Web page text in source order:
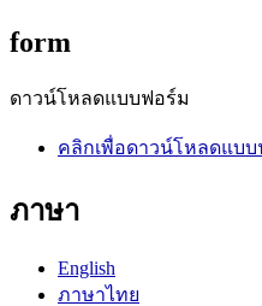
form
ดาวน์โหลดแบบฟอร์ม
คลิกเพื่อดาวน์โหลดแบ
ภาษา
English
ภาษาไทย